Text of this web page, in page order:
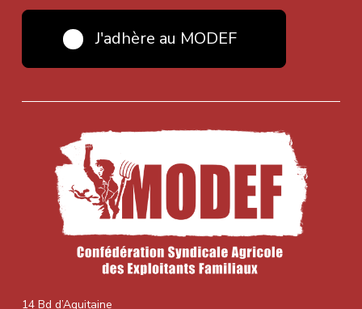
J'adhère au MODEF
14 Bd d’Aquitaine